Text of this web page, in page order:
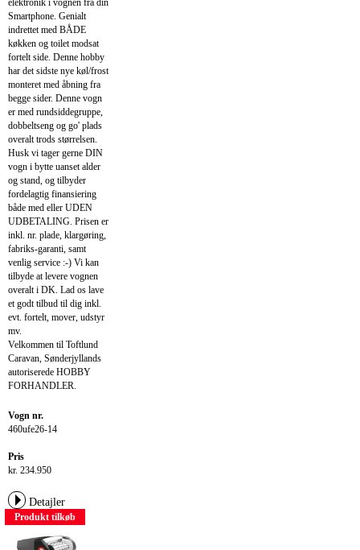
elektronik i vognen fra din
Smartphone. Genialt
indrettet med BÅDE
køkken og toilet modsat
fortelt side. Denne hobby
har det sidste nye køl/frost
monteret med åbning fra
begge sider. Denne vogn
er med rundsiddegruppe,
dobbeltseng og go' plads
overalt trods størrelsen.
Husk vi tager gerne DIN
vogn i bytte uanset alder
og stand, og tilbyder
fordelagtig finansiering
både med eller UDEN
UDBETALING. Prisen er
inkl. nr. plade, klargøring,
fabriks-garanti, samt
venlig service :-) Vi kan
tilbyde at levere vognen
overalt i DK. Lad os lave
et godt tilbud til dig inkl.
evt. fortelt, mover, udstyr
mv.
Velkommen til Toftlund
Caravan, Sønderjyllands
autoriserede HOBBY
FORHANDLER.
Vogn nr.
460ufe26-14
Pris
kr. 234.950
Detajler
Produkt tilkøb